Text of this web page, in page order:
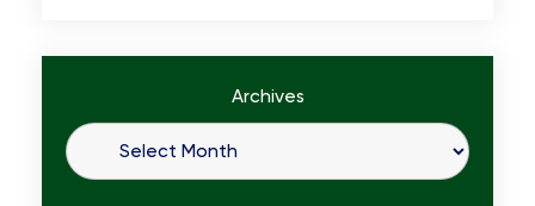
Archives